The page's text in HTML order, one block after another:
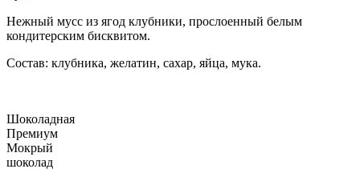
Нежный мусс из ягод клубники, прослоенный белым
кондитерским бисквитом.
Состав: клубника, желатин, сахар, яйца, мука.
Шоколадная
Премиум
Мокрый
шоколад